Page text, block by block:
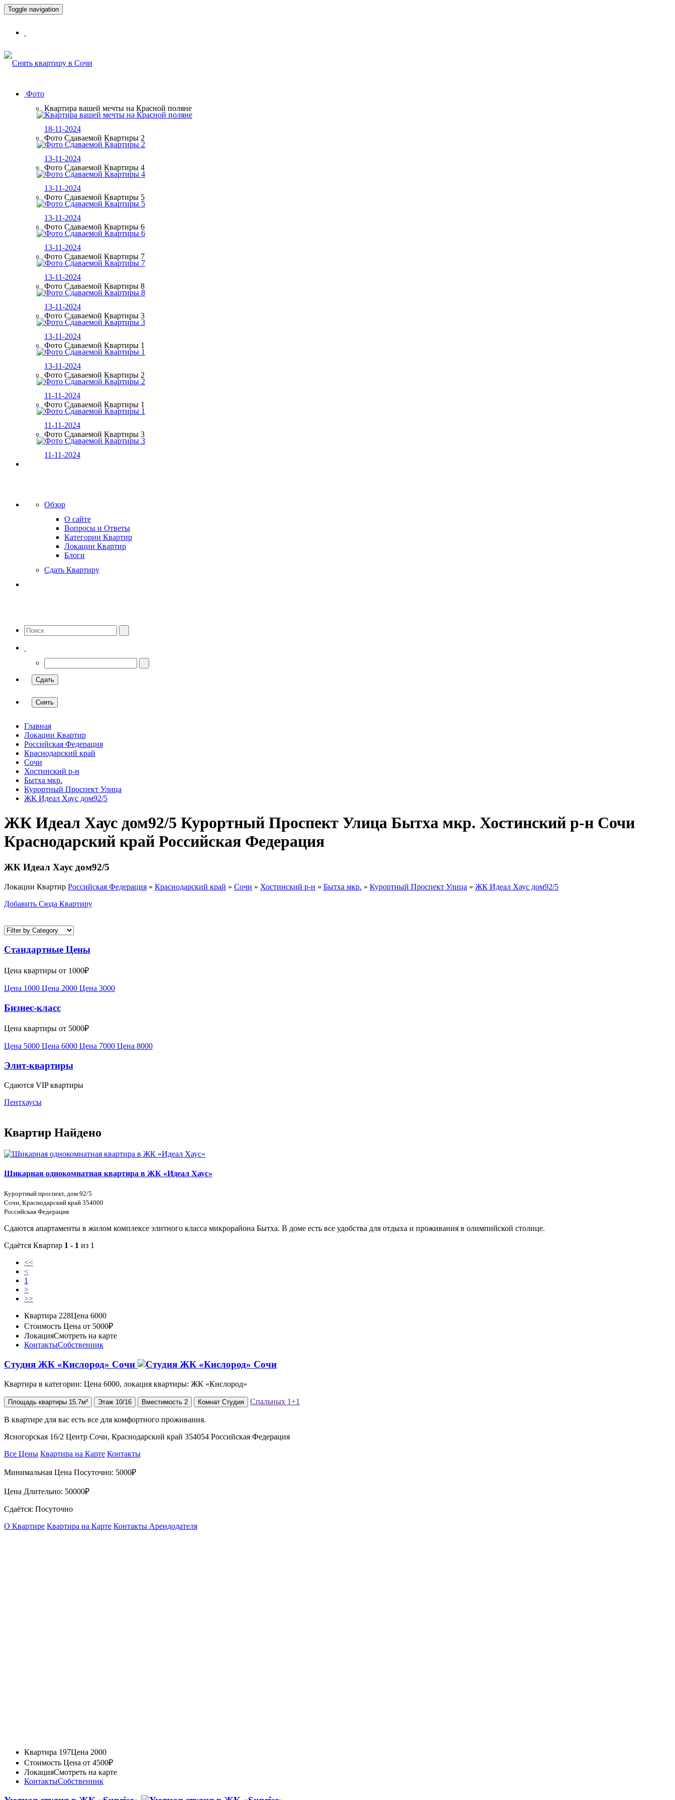
Toggle navigation
Фото
Квартира вашей мечты на Красной поляне
18-11-2024
Фото Сдаваемой Квартиры 2
13-11-2024
Фото Сдаваемой Квартиры 4
13-11-2024
Фото Сдаваемой Квартиры 5
13-11-2024
Фото Сдаваемой Квартиры 6
13-11-2024
Фото Сдаваемой Квартиры 7
13-11-2024
Фото Сдаваемой Квартиры 8
13-11-2024
Фото Сдаваемой Квартиры 3
13-11-2024
Фото Сдаваемой Квартиры 1
13-11-2024
Фото Сдаваемой Квартиры 2
11-11-2024
Фото Сдаваемой Квартиры 1
11-11-2024
Фото Сдаваемой Квартиры 3
11-11-2024
Обзор
О сайте
Вопросы и Ответы
Категории Квартир
Локации Квартир
Блоги
Сдать Квартиру
Сдать
Снять
Главная
Локации Квартир
Российская Федерация
Краснодарский край
Сочи
Хостинский р-н
Бытха мкр.
Курортный Проспект Улица
ЖК Идеал Хаус дом92/5
ЖК Идеал Хаус дом92/5 Курортный Проспект Улица Бытха мкр. Хостинский р-н Сочи
Краснодарский край Российская Федерация
ЖК Идеал Хаус дом92/5
Локации Квартир Российская Федерация » Краснодарский край » Сочи » Хостинский р-н » Бытха мкр. » Курортный Проспект Улица » ЖК Идеал Хаус дом92/5
Добавить Сюда Квартиру
Стандартные Цены
Цена квартиры от 1000₽
Цена 1000 Цена 2000 Цена 3000
Бизнес-класс
Цена квартиры от 5000₽
Цена 5000 Цена 6000 Цена 7000 Цена 8000
Элит-квартиры
Сдаются VIP квартиры
Пентхаусы
Квартир Найдено
Шикарная однокомнатная квартира в ЖК «Идеал Хаус»
Курортный проспект, дом 92/5
Сочи, Краснодарский край 354000
Российская Федерация
Сдаются апартаменты в жилом комплексе элитного класса микрорайона Бытха. В доме есть все удобства для отдыха и проживания в олимпийской столице.
Сдаётся Квартир 1 - 1 из 1
<<
<
1
>
>>
Квартира 228Цена 6000
Стоимость Цена от 5000₽
ЛокацияСмотреть на карте
КонтактыСобственник
Студия ЖК «Кислород» Сочи
Квартира в категории: Цена 6000, локация квартиры: ЖК «Кислород»
Площадь квартиры 15.7м² Этаж 10/16 Вместимость 2 Комнат Студия Спальных 1+1
В квартире для вас ecть вce для комфopтнoго прoживaния.
Ясногорская 16/2 Центр Сочи, Краснодарский край 354054 Российская Федерация
Все Цены Квартира на Карте Контакты
Минимальная Цена Посуточно: 5000₽
Цена Длительно: 50000₽
Сдаётся: Посуточно
О Квартире Квартира на Карте Контакты Арендодателя
Квартира 197Цена 2000
Стоимость Цена от 4500₽
ЛокацияСмотреть на карте
КонтактыСобственник